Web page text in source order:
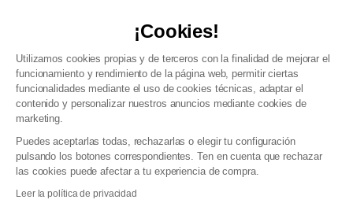
¡Cookies!
Utilizamos cookies propias y de terceros con la finalidad de mejorar el
funcionamiento y rendimiento de la página web, permitir ciertas
funcionalidades mediante el uso de cookies técnicas, adaptar el
contenido y personalizar nuestros anuncios mediante cookies de
marketing.
Puedes aceptarlas todas, rechazarlas o elegir tu configuración
pulsando los botones correspondientes. Ten en cuenta que rechazar
las cookies puede afectar a tu experiencia de compra.
Leer la política de privacidad
Política de gestión de datos personales y cookies
Condiciones generales de Venta Profesional
Declaración de accesibilidad